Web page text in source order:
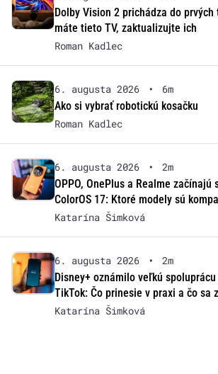
Dolby Vision 2 prichádza do prvých
máte tieto TV, zaktualizujte ich
Roman Kadlec
6. augusta 2026 •
6m
Ako si vybrať robotickú kosačku
Roman Kadlec
6. augusta 2026 •
2m
OPPO, OnePlus a Realme začínajú
ColorOS 17: Ktoré modely sú
Katarína Šimková
6. augusta 2026 •
2m
Disney+ oznámilo veľkú
TikTok: Čo prinesie v praxi a čo sa
Katarína Šimková